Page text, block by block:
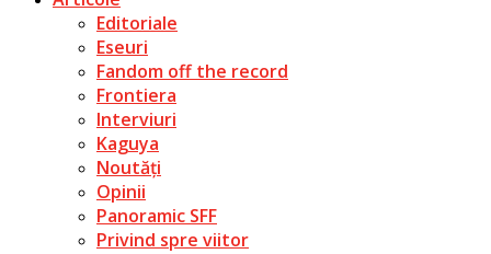
Editoriale
Eseuri
Fandom off the record
Frontiera
Interviuri
Kaguya
Noutăți
Opinii
Panoramic SFF
Privind spre viitor